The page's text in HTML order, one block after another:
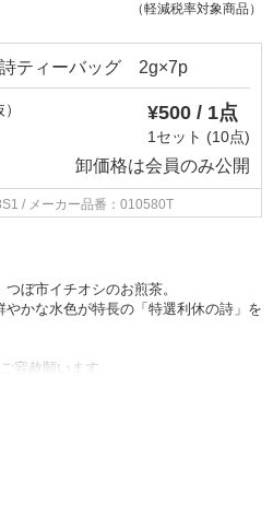
（軽減税率対象商品）
ティーバッグ 2g×7p
¥500 / 1点
1セット (10点)
卸価格は会員のみ公開
/ メーカー品番：010580T
ぼ市イチオシのお煎茶。
かな水色が特長の「特選利休の詩」を
容赦願います。
お茶を提供しています。